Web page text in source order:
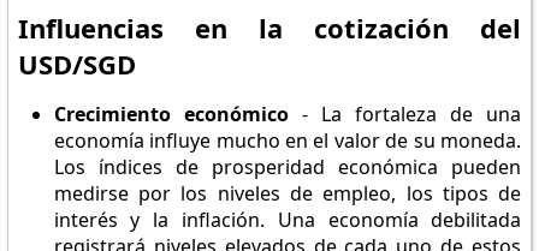
Influencias en la cotización del
USD/SGD
Crecimiento económico- La fortaleza de una
economía influye mucho en el valor de su moneda.
Los índices de prosperidad económica pueden
medirse por los niveles de empleo, los tipos de
interés y la inflación. Una economía debilitada